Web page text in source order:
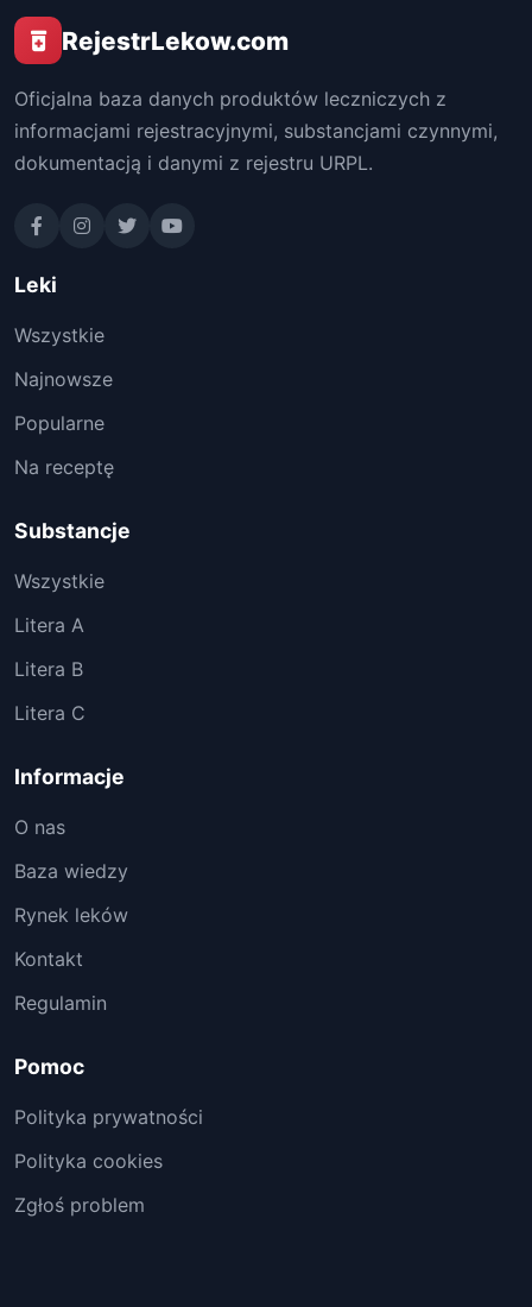
RejestrLekow.com
Oficjalna baza danych produktów leczniczych z
informacjami rejestracyjnymi, substancjami czynnymi,
dokumentacją i danymi z rejestru URPL.
Leki
Wszystkie
Najnowsze
Popularne
Na receptę
Substancje
Wszystkie
Litera A
Litera B
Litera C
Informacje
O nas
Baza wiedzy
Rynek leków
Kontakt
Regulamin
Pomoc
Polityka prywatności
Polityka cookies
Zgłoś problem